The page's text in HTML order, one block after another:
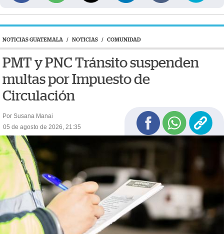
NOTICIAS GUATEMALA / NOTICIAS / COMUNIDAD
PMT y PNC Tránsito suspenden
multas por Impuesto de
Circulación
Por Susana Manai
05 de agosto de 2026, 21:35